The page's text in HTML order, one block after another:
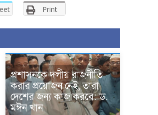
Print
প্রশাসনকে দলীয় রাজনীতি
করার প্রয়োজন নেই, তারা
দেশের জন্য কাজ করবে: ড.
মঈন খান